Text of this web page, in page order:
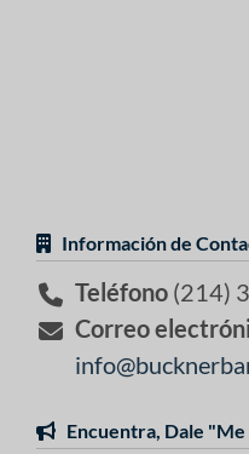
Información de
Teléfono (214)
Correo
Encuentra, Dale "Me